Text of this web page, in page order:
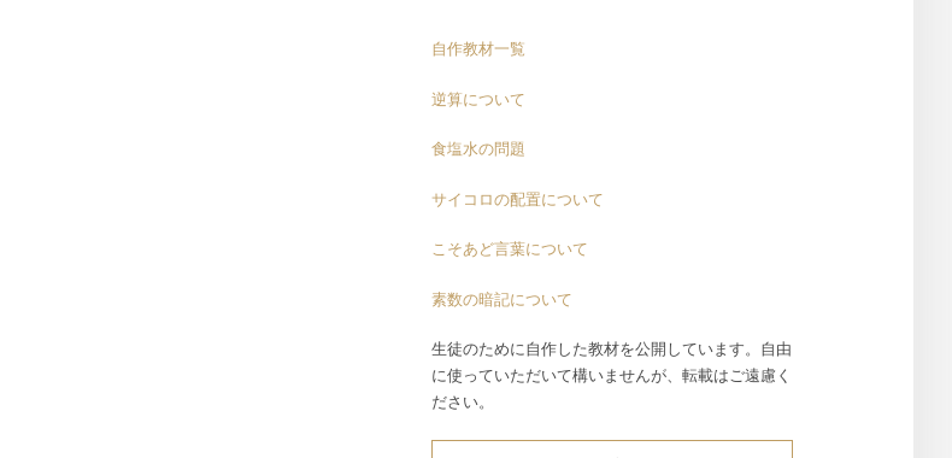
自作教材一覧
逆算について
食塩水の問題
サイコロの配置について
こそあど言葉について
素数の暗記について
生徒のために自作した教材を公開しています。自由
に使っていただいて構いませんが、転載はご遠慮く
ださい。